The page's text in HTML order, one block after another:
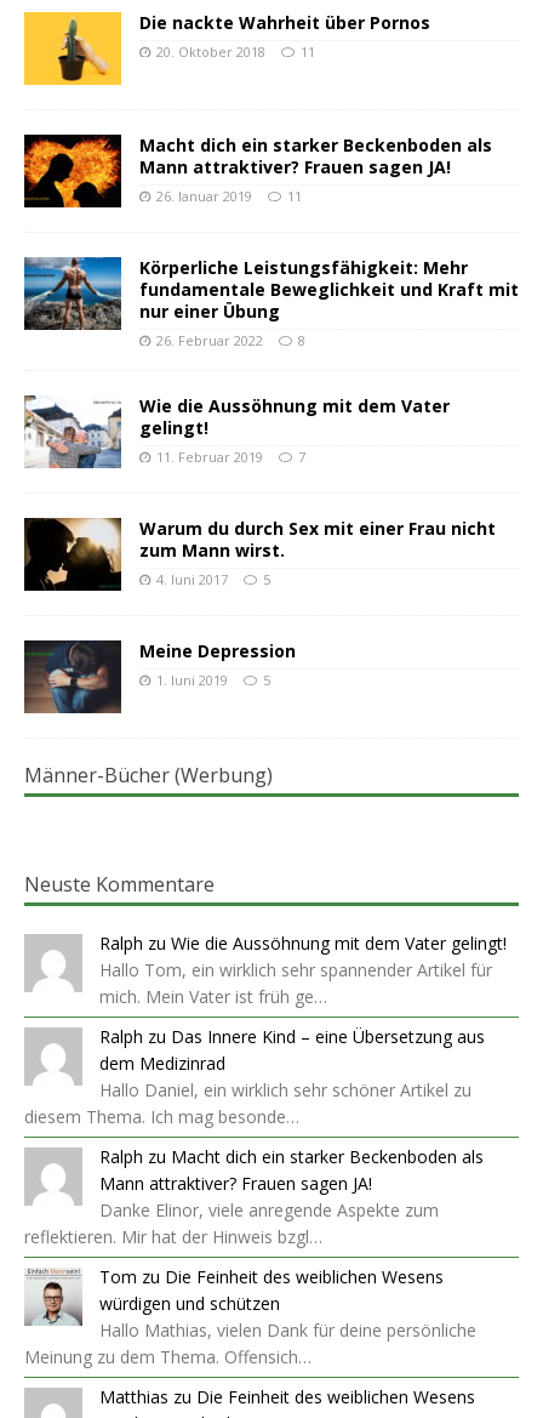
Die nackte Wahrheit über Pornos
20. Oktober 2018 11
Macht dich ein starker Beckenboden als
Mann attraktiver? Frauen sagen JA!
26. Januar 2019 11
Körperliche Leistungsfähigkeit: Mehr
fundamentale Beweglichkeit und Kraft mit
nur einer Übung
26. Februar 2022 8
Wie die Aussöhnung mit dem Vater
gelingt!
11. Februar 2019 7
Warum du durch Sex mit einer Frau nicht
zum Mann wirst.
4. Juni 2017 5
Meine Depression
1. Juni 2019 5
Männer-Bücher (Werbung)
Neuste Kommentare
Ralph zu Wie die Aussöhnung mit dem Vater gelingt!
Hallo Tom, ein wirklich sehr spannender Artikel für
mich. Mein Vater ist früh ge…
Ralph zu Das Innere Kind – eine Übersetzung aus
dem Medizinrad
Hallo Daniel, ein wirklich sehr schöner Artikel zu
diesem Thema. Ich mag besonde…
Ralph zu Macht dich ein starker Beckenboden als
Mann attraktiver? Frauen sagen JA!
Danke Elinor, viele anregende Aspekte zum
reflektieren. Mir hat der Hinweis bzgl…
Tom zu Die Feinheit des weiblichen Wesens
würdigen und schützen
Hallo Mathias, vielen Dank für deine persönliche
Meinung zu dem Thema. Offensich…
Matthias zu Die Feinheit des weiblichen Wesens